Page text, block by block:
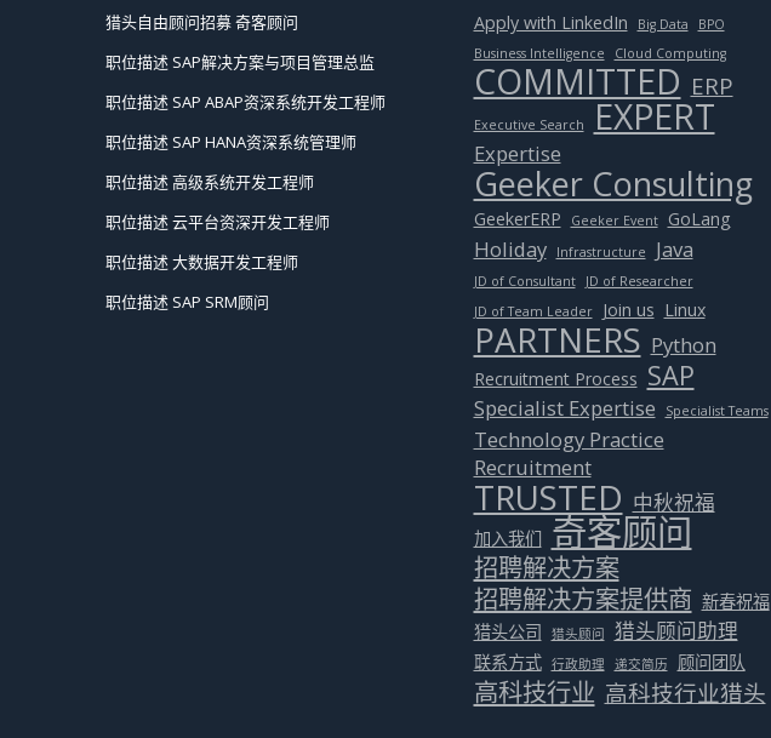
猎头自由顾问招募 奇客顾问
职位描述 SAP解决方案与项目管理总监
职位描述 SAP ABAP资深系统开发工程师
职位描述 SAP HANA资深系统管理师
职位描述 高级系统开发工程师
职位描述 云平台资深开发工程师
职位描述 大数据开发工程师
职位描述 SAP SRM顾问
Apply with LinkedIn Big Data
BPO
Business Intelligence
Cloud Computing
COMMITTED ERP
Executive Search EXPERT
Expertise
Geeker Consulting
GeekerERP Geeker Event GoLang
Holiday Infrastructure Java
JD of Consultant
JD of Researcher
JD of Team Leader
Join us Linux
PARTNERS Python
Recruitment Process SAP
Specialist Expertise Specialist Teams
Technology Practice
Recruitment
TRUSTED 中秋祝福
加入我们 奇客顾问
招聘解决方案
招聘解决方案提供商 新春祝福
猎头公司
猎头顾问 猎头顾问助理
联系方式 行政助理 递交简历 顾问团队
高科技行业 高科技行业猎头